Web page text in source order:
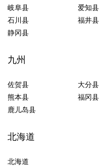
岐阜县
爱知县
石川县
福井县
静冈县
九州
佐贺县 大分县
熊本县
福冈县
鹿儿岛县
北海道
北海道